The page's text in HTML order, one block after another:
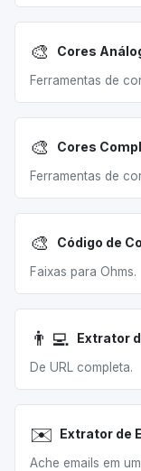
🎨 Cores
Ferramentas de
🎨 Cores
Ferramentas de
🎨 Código de
Faixas para Ohms.
👨‍💻 Extrator
De URL completa.
✉️ Extrator de
Ache emails em